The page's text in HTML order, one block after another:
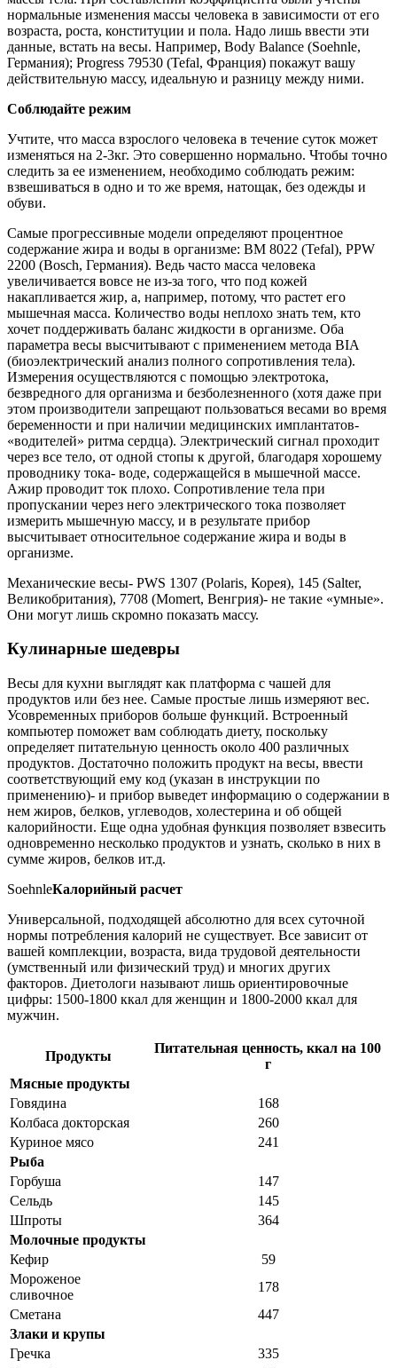
нормальные изменения массы человека в зависимости от его
возраста, роста, конституции и пола. Надо лишь ввести эти
данные, встать на весы. Например, Body Balance (Soehnle,
Германия); Progress 79530 (Tefal, Франция) покажут вашу
действительную массу, идеальную и разницу между ними.
Соблюдайте режим
Учтите, что масса взрослого человека в течение суток может
изменяться на 2-3кг. Это совершенно нормально. Чтобы точно
следить за ее изменением, необходимо соблюдать режим:
взвешиваться в одно и то же время, натощак, без одежды и
обуви.
Самые прогрессивные модели определяют процентное
содержание жира и воды в организме: BM 8022 (Tefal), PPW
2200 (Bosch, Германия). Ведь часто масса человека
увеличивается вовсе не из-за того, что под кожей
накапливается жир, а, например, потому, что растет его
мышечная масса. Количество воды неплохо знать тем, кто
хочет поддерживать баланс жидкости в организме. Оба
параметра весы высчитывают с применением метода BIA
(биоэлектрический анализ полного сопротивления тела).
Измерения осуществляются с помощью электротока,
безвредного для организма и безболезненного (хотя даже при
этом производители запрещают пользоваться весами во время
беременности и при наличии медицинских имплантатов-
«водителей» ритма сердца). Электрический сигнал проходит
через все тело, от одной стопы к другой, благодаря хорошему
проводнику тока- воде, содержащейся в мышечной массе.
Ажир проводит ток плохо. Сопротивление тела при
пропускании через него электрического тока позволяет
измерить мышечную массу, и в результате прибор
высчитывает относительное содержание жира и воды в
организме.
Механические весы- PWS 1307 (Polaris, Корея), 145 (Salter,
Великобритания), 7708 (Momert, Венгрия)- не такие «умные».
Они могут лишь скромно показать массу.
Кулинарные шедевры
Весы для кухни выглядят как платформа с чашей для
продуктов или без нее. Самые простые лишь измеряют вес.
Усовременных приборов больше функций. Встроенный
компьютер поможет вам соблюдать диету, поскольку
определяет питательную ценность около 400 различных
продуктов. Достаточно положить продукт на весы, ввести
соответствующий ему код (указан в инструкции по
применению)- и прибор выведет информацию о содержании в
нем жиров, белков, углеводов, холестерина и об общей
калорийности. Еще одна удобная функция позволяет взвесить
одновременно несколько продуктов и узнать, сколько в них в
сумме жиров, белков ит.д.
SoehnleКалорийный расчет
Универсальной, подходящей абсолютно для всех суточной
нормы потребления калорий не существует. Все зависит от
вашей комплекции, возраста, вида трудовой деятельности
(умственный или физический труд) и многих других
факторов. Диетологи называют лишь ориентировочные
цифры: 1500-1800 ккал для женщин и 1800-2000 ккал для
мужчин.
Продукты
Питательная ценность, ккал на 100
г
Мясные продукты
Говядина
168
Колбаса докторская
260
Куриное мясо
241
Рыба
Горбуша
147
Сельдь
145
Шпроты
364
Молочные продукты
Кефир
59
Мороженое
сливочное
178
Сметана
447
Злаки и крупы
Гречка
335